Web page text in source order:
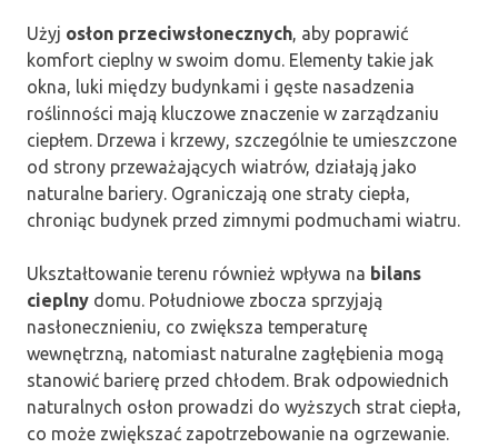
Użyj osłon przeciwsłonecznych, aby poprawić
komfort cieplny w swoim domu. Elementy takie jak
okna, luki między budynkami i gęste nasadzenia
roślinności mają kluczowe znaczenie w zarządzaniu
ciepłem. Drzewa i krzewy, szczególnie te umieszczone
od strony przeważających wiatrów, działają jako
naturalne bariery. Ograniczają one straty ciepła,
chroniąc budynek przed zimnymi podmuchami wiatru.
Ukształtowanie terenu również wpływa na bilans
cieplny domu. Południowe zbocza sprzyjają
nasłonecznieniu, co zwiększa temperaturę
wewnętrzną, natomiast naturalne zagłębienia mogą
stanowić barierę przed chłodem. Brak odpowiednich
naturalnych osłon prowadzi do wyższych strat ciepła,
co może zwiększać zapotrzebowanie na ogrzewanie.